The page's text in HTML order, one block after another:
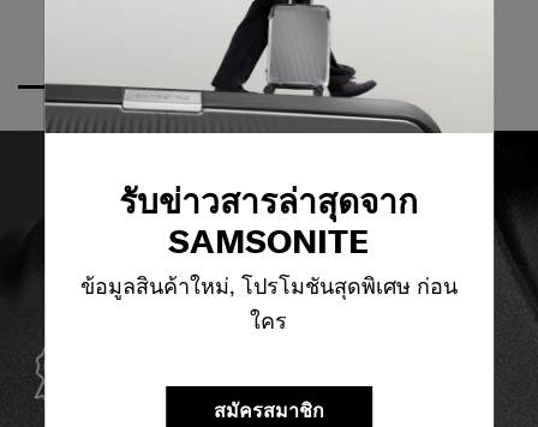
รับข่าวสารล่าสุดจาก
SAMSONITE
ข้อมูลสินค้าใหม่, โปรโมชันสุดพิเศษ ก่อน
ใคร
สมัครสมาชิก
Samsonite รับประกันการใช้งานทั่วโลก เพื่อให้มั่นใจว่า